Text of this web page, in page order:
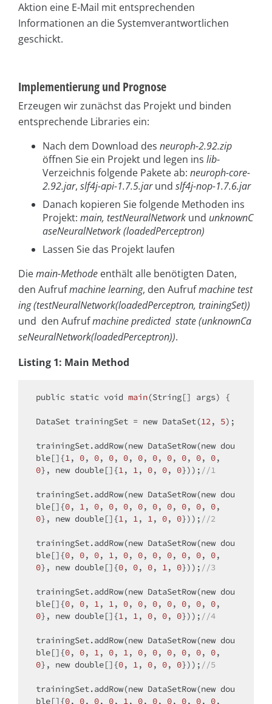
Aktion eine E-Mail mit entsprechenden
Informationen an die Systemverantwortlichen
geschickt.
Implementierung und Prognose
Erzeugen wir zunächst das Projekt und binden
entsprechende Libraries ein:
Nach dem Download des neuroph-2.92.zip
öffnen Sie ein Projekt und legen ins lib-
Verzeichnis folgende Pakete ab: neuroph-core-
2.92.jar, slf4j-api-1.7.5.jarund slf4j-nop-1.7.6.jar
Danach kopieren Sie folgende Methoden ins
Projekt: main, testNeuralNetwork und unknownC
aseNeuralNetwork (loadedPerceptron)
Lassen Sie das Projekt laufen
Diemain-Methode enthält alle benötigten Daten,
den Aufrufmachine learning, den Aufrufmachine test
ing(testNeuralNetwork(loadedPerceptron, trainingSet))
und den Aufrufmachine predicted state (unknownCa
seNeuralNetwork(loadedPerceptron)).
Listing 1: Main Method
public static void main(String[] args) {
DataSet trainingSet = new DataSet(12, 5);
trainingSet.addRow(new DataSetRow(new dou
ble[]{1, 0, 0, 0, 0, 0, 0, 0, 0, 0, 0
0}, new double[]{1, 1, 0, 0, 0})); //1
trainingSet.addRow(new DataSetRow(new dou
ble[]{0, 1, 0, 0, 0, 0, 0, 0, 0, 0, 0
0}, new double[]{1, 1, 1, 0, 0})); //2
trainingSet.addRow(new DataSetRow(new dou
ble[]{0, 0, 0, 1, 0, 0, 0, 0, 0, 0, 0
0}, new double[]{0, 0, 0, 1, 0})); //3
trainingSet.addRow(new DataSetRow(new dou
ble[]{0, 0, 1, 1, 0, 0, 0, 0, 0, 0, 0
0}, new double[]{1, 1, 0, 0, 0})); //4
trainingSet.addRow(new DataSetRow(new dou
ble[]{0, 0, 1, 0, 1, 0, 0, 0, 0, 0, 0
0}, new double[]{0, 1, 0, 0, 0})); //5
trainingSet.addRow(new DataSetRow(new dou
ble[]{0, 0, 0, 0, 1, 0, 0, 0, 0, 0, 0